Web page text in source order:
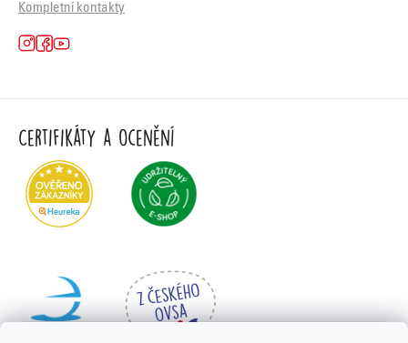
Kompletní kontakty
Certifikáty a ocenění